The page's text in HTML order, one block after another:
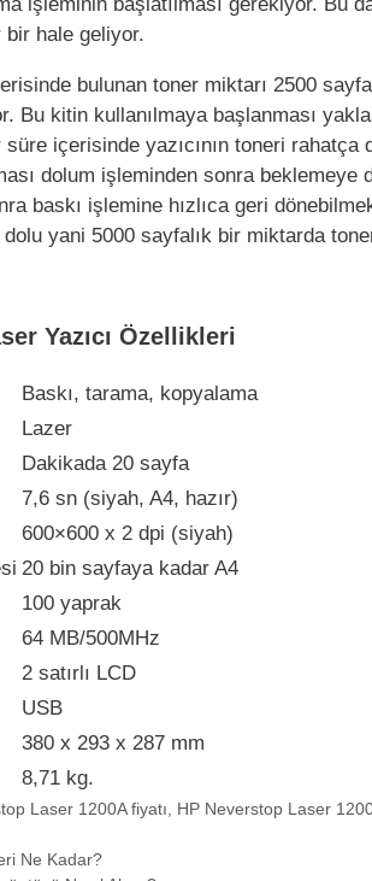
hale geliyor.
bulunan toner miktarı 2500
Bu kitin kullanılmaya başlanması
süre içerisinde yazıcının toneri
dolum işleminden sonra
baskı işlemine hızlıca geri
dolu yani 5000 sayfalık bir miktarda
Yazıcı Özellikleri
Baskı, tarama, kopyalama
Lazer
Dakikada 20 sayfa
7,6 sn (siyah, A4, hazır)
600×600 x 2 dpi (siyah)
20 bin sayfaya kadar A4
100 yaprak
64 MB/500MHz
2 satırlı LCD
USB
380 x 293 x 287 mm
8,71 kg.
Laser 1200A fiyatı HP Neverstop Laser
Ne Kadar?